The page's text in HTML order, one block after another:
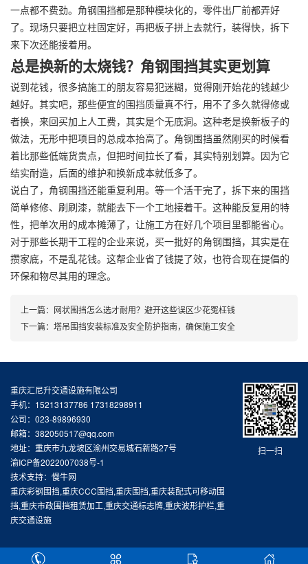
一点都不费劲。角钢围挡都是那种模块化的，零件出厂前都弄好
了。现场只要把立柱固定好，再把板子拼上去就行，装得快，拆下
来下次还能接着用。
总是换新的太烧钱？角钢围挡其实更划算
说到花钱，很多搞施工的朋友容易犯迷糊，觉得刚开始花的钱越少
越好。其实吧，那些便宜的围挡质量真不行，用不了多久就得修或
者换，来回买加上人工费，其实是个无底洞。这种老是换新板子的
做法，无形中把项目的总成本抬高了。角钢围挡虽然刚买的时候看
着比那些低端货贵点，但把时间拉长了看，其实特别划算。因为它
结实耐造，后面的维护和换新成本就低多了。
说白了，角钢围挡还能重复利用。等一个活干完了，拆下来的围挡
简单修修、刷刷漆，就能去下一个工地接着干。这种能反复用的特
性，把单次用的成本摊薄了，让施工方在好几个项目里都能省心。
对于那些长期干工程的企业来说，买一批好的角钢围挡，其实是在
攒家底，不是乱花钱。这帮企业省了钱提了效，也符合现在提倡的
环保和物尽其用的理念。
上一篇： 网状围挡怎么选才耐用？避开这些误区少花冤枉钱
下一篇： 塔吊围挡安装标准及安全防护指南，确保施工安全
扫一扫
重庆汇尼升交通设施有限公司
手机：15213137786 17318298911
公司：023-89896930
邮箱：382050517@qq.com
地址：重庆市九龙坡区渝州交易城石新路27号
渝ICP备2022007038号-1
技术支持：慢牛网
重庆彩钢围挡,重庆CCC围挡,重庆围挡,重庆装配式可移动围
挡,重庆市政围挡租赁加工,重庆交通标志牌,重庆波形护栏,重
庆交通设施